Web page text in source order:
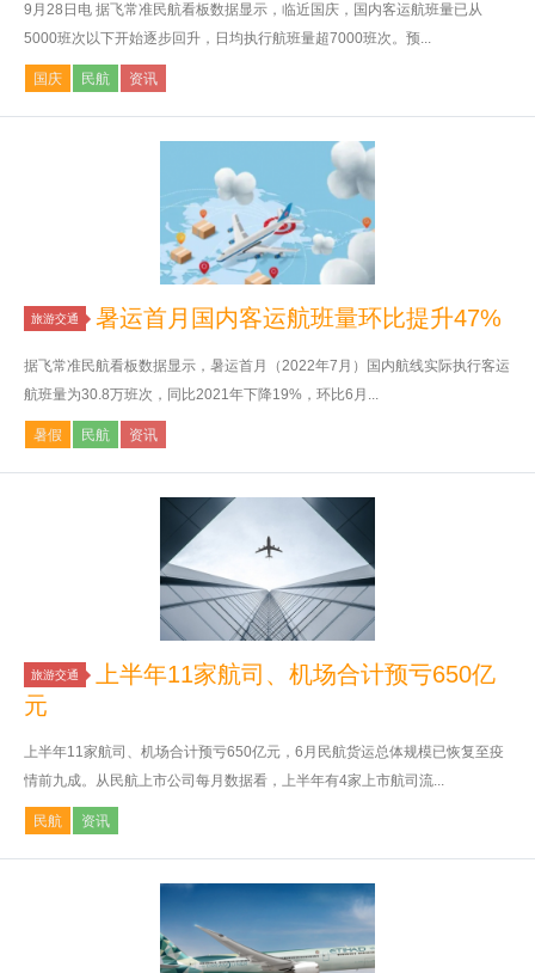
9月28日电 据飞常准民航看板数据显示，临近国庆，国内客运航班量已从
5000班次以下开始逐步回升，日均执行航班量超7000班次。预...
国庆 民航 资讯
旅游交通 暑运首月国内客运航班量环比提升47%
据飞常准民航看板数据显示，暑运首月（2022年7月）国内航线实际执行客运
航班量为30.8万班次，同比2021年下降19%，环比6月...
暑假 民航 资讯
旅游交通
上半年11家航司、机场合计预亏650亿
元
上半年11家航司、机场合计预亏650亿元，6月民航货运总体规模已恢复至疫
情前九成。从民航上市公司每月数据看，上半年有4家上市航司流...
民航 资讯